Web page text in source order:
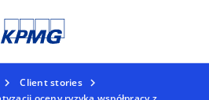
Client stories